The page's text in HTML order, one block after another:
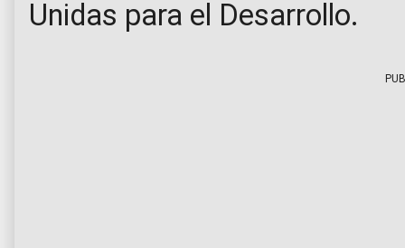
Unidas para el Desarrollo.